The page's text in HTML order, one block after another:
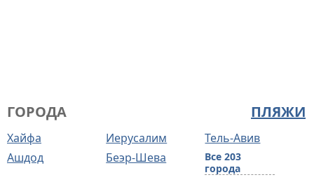
ПЛЯЖИ
ГОРОДА
Хайфа Иерусалим
Тель-Авив
Ашдод
Беэр-Шева
Все 203
города